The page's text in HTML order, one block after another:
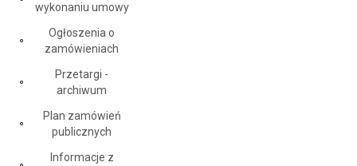
wykonaniu umowy
Ogłoszenia o
zamówieniach
Przetargi -
archiwum
Plan zamówień
publicznych
Informacje z